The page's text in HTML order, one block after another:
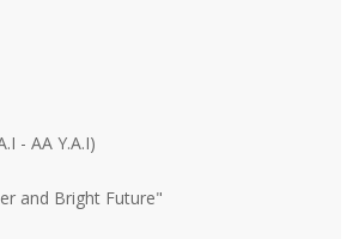
- AA Y.A.I)
and Bright Future"